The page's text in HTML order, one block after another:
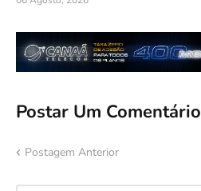
Postar Um Comentário
Postagem Anterior